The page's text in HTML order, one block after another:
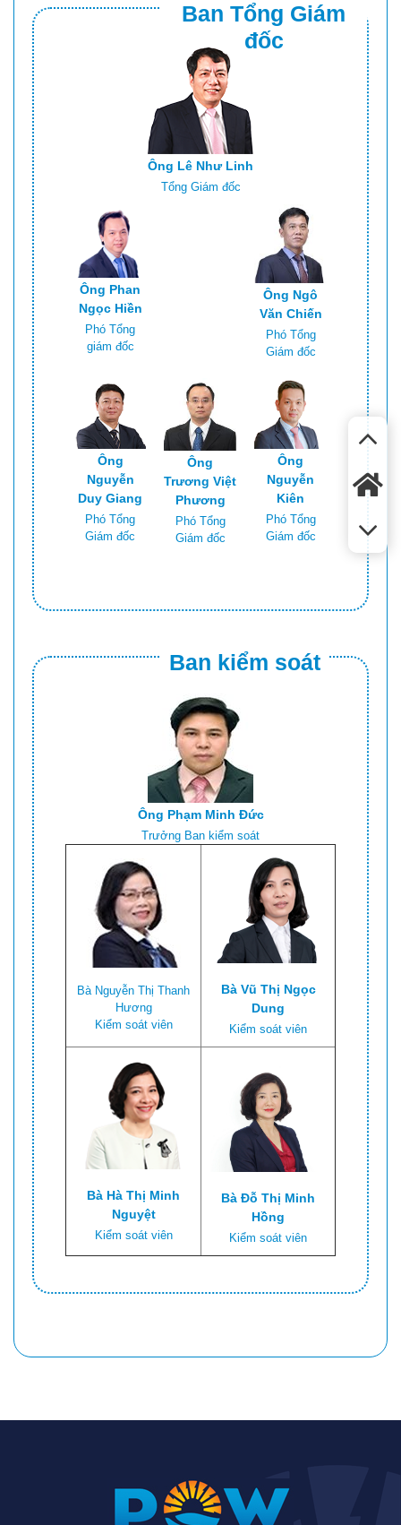
Ban Tổng Giám
đốc
Ông Lê Như Linh
Tổng Giám đốc
Ông Phan
Ngọc Hiền
Phó Tổng
giám đốc
Ông Ngô
Văn Chiến
Phó Tổng
Giám đốc
Ông
Nguyễn
Duy Giang
Phó Tổng
Giám đốc
Ông
Trương Việt
Phương
Phó Tổng
Giám đốc
Ông
Nguyễn
Kiên
Phó Tổng
Giám đốc
Ban kiểm soát
Ông Phạm Minh Đức
Trưởng Ban kiểm soát
Bà Nguyễn Thị Thanh
Hương
Kiểm soát viên
Bà Vũ Thị Ngọc
Dung
Kiểm soát viên
Bà Hà Thị Minh
Nguyệt
Kiểm soát viên
Bà Đỗ Thị Minh
Hồng
Kiểm soát viên